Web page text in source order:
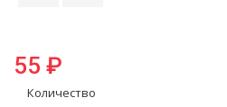
55 ₽
Количество